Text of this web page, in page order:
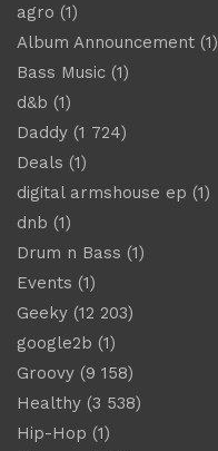
agro (1)
Album Announcement (1)
Bass Music (1)
d&b (1)
Daddy (1 724)
Deals (1)
digital armshouse ep (1)
dnb (1)
Drum n Bass (1)
Events (1)
Geeky (12 203)
google2b (1)
Groovy (9 158)
Healthy (3 538)
Hip-Hop (1)